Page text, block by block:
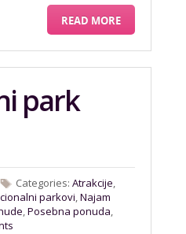
READ MORE
park
Categories: Atrakcije,
parkovi,Najam
,Posebna ponuda,